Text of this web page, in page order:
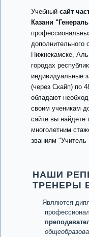
Учебный сайт
Казани
дополнительного
Нижнекамске,
городах
индивидуальные
(через Скайп) по
обладают
своим ученикам
сайте вы найдете
многолетним
званиям "Учитель
НАШИ
ТРЕНЕРЫ
Являются